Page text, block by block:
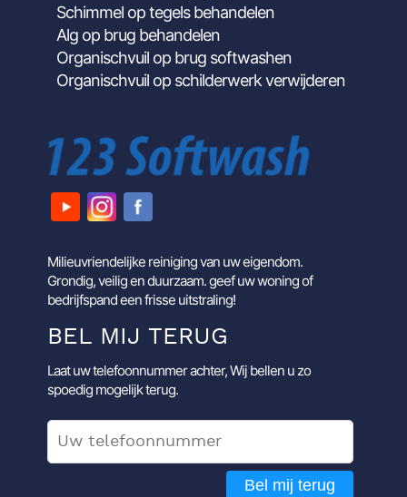
Schimmel op tegels behandelen
Alg op brug behandelen
Organischvuil op brug softwashen
Organischvuil op schilderwerk verwijderen
Milieuvriendelijke reiniging van uw eigendom.
Grondig, veilig en duurzaam. geef uw woning of
bedrijfspand een frisse uitstraling!
BEL MIJ TERUG
Laat uw telefoonnummer achter, Wij bellen u zo
spoedig mogelijk terug.
Bel mij terug